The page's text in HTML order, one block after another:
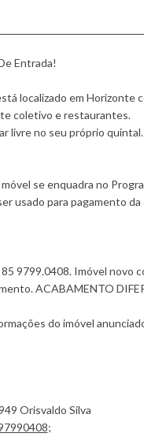
Entrada!
localizado em Horizonte
coletivo e restaurantes.
livre no seu próprio quintal.
se enquadra no
usado para pagamento
9799.0408. Imóvel novo
ACABAMENTO
do imóvel
Orisvaldo Silva
;